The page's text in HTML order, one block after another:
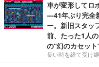
車が変形してロ
―41年ぶり完全
ー。新旧スタッ
前、たった1人
の“幻のカセット
長い時を経て受け